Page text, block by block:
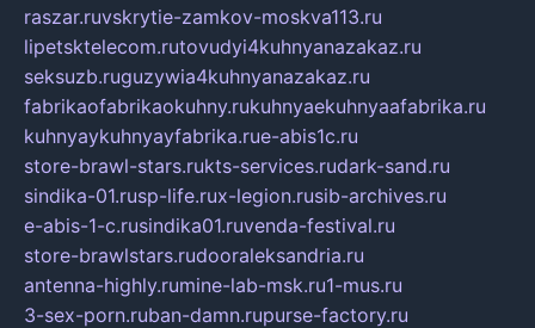
raszar.ruvskrytie-zamkov-moskva113.ru
lipetsktelecom.rutovudyi4kuhnyanazakaz.ru
seksuzb.ruguzywia4kuhnyanazakaz.ru
fabrikaofabrikaokuhny.rukuhnyaekuhnyaafabrika.ru
kuhnyaykuhnyayfabrika.rue-abis1c.ru
store-brawl-stars.rukts-services.rudark-sand.ru
sindika-01.rusp-life.rux-legion.rusib-archives.ru
e-abis-1-c.rusindika01.ruvenda-festival.ru
store-brawlstars.rudooraleksandria.ru
antenna-highly.rumine-lab-msk.ru1-mus.ru
3-sex-porn.ruban-damn.rupurse-factory.ru